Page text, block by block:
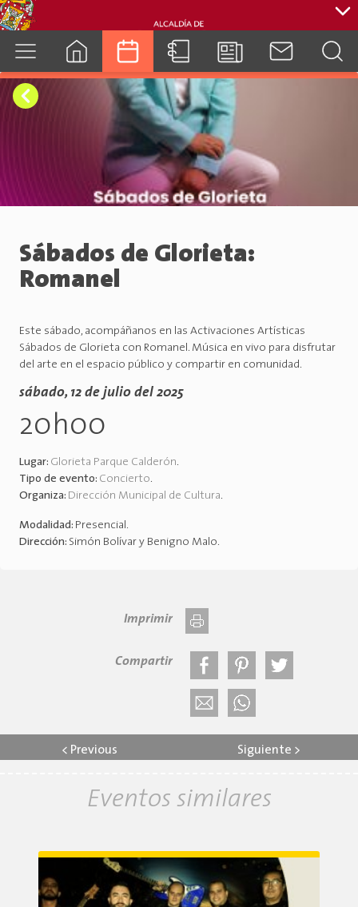
cuenca.gob.ec
Sábados de Glorieta:
Romanel
Este sábado, acompáñanos en las Activaciones Artísticas
Sábados de Glorieta con Romanel. Música en vivo para disfrutar
del arte en el espacio público y compartir en comunidad.
sábado, 12 de julio del 2025
20h00
Lugar: Glorieta Parque Calderón.
Tipo de evento: Concierto.
Organiza: Dirección Municipal de Cultura.
Modalidad: Presencial.
Dirección: Simón Bolívar y Benigno Malo.
Imprimir
Compartir
< Previous Siguiente >
Eventos similares